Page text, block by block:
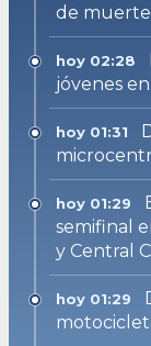
de muerte
hoy 02:28
jóvenes en
hoy 01:31
hoy 01:29
semifinal
y Central
hoy 01:29